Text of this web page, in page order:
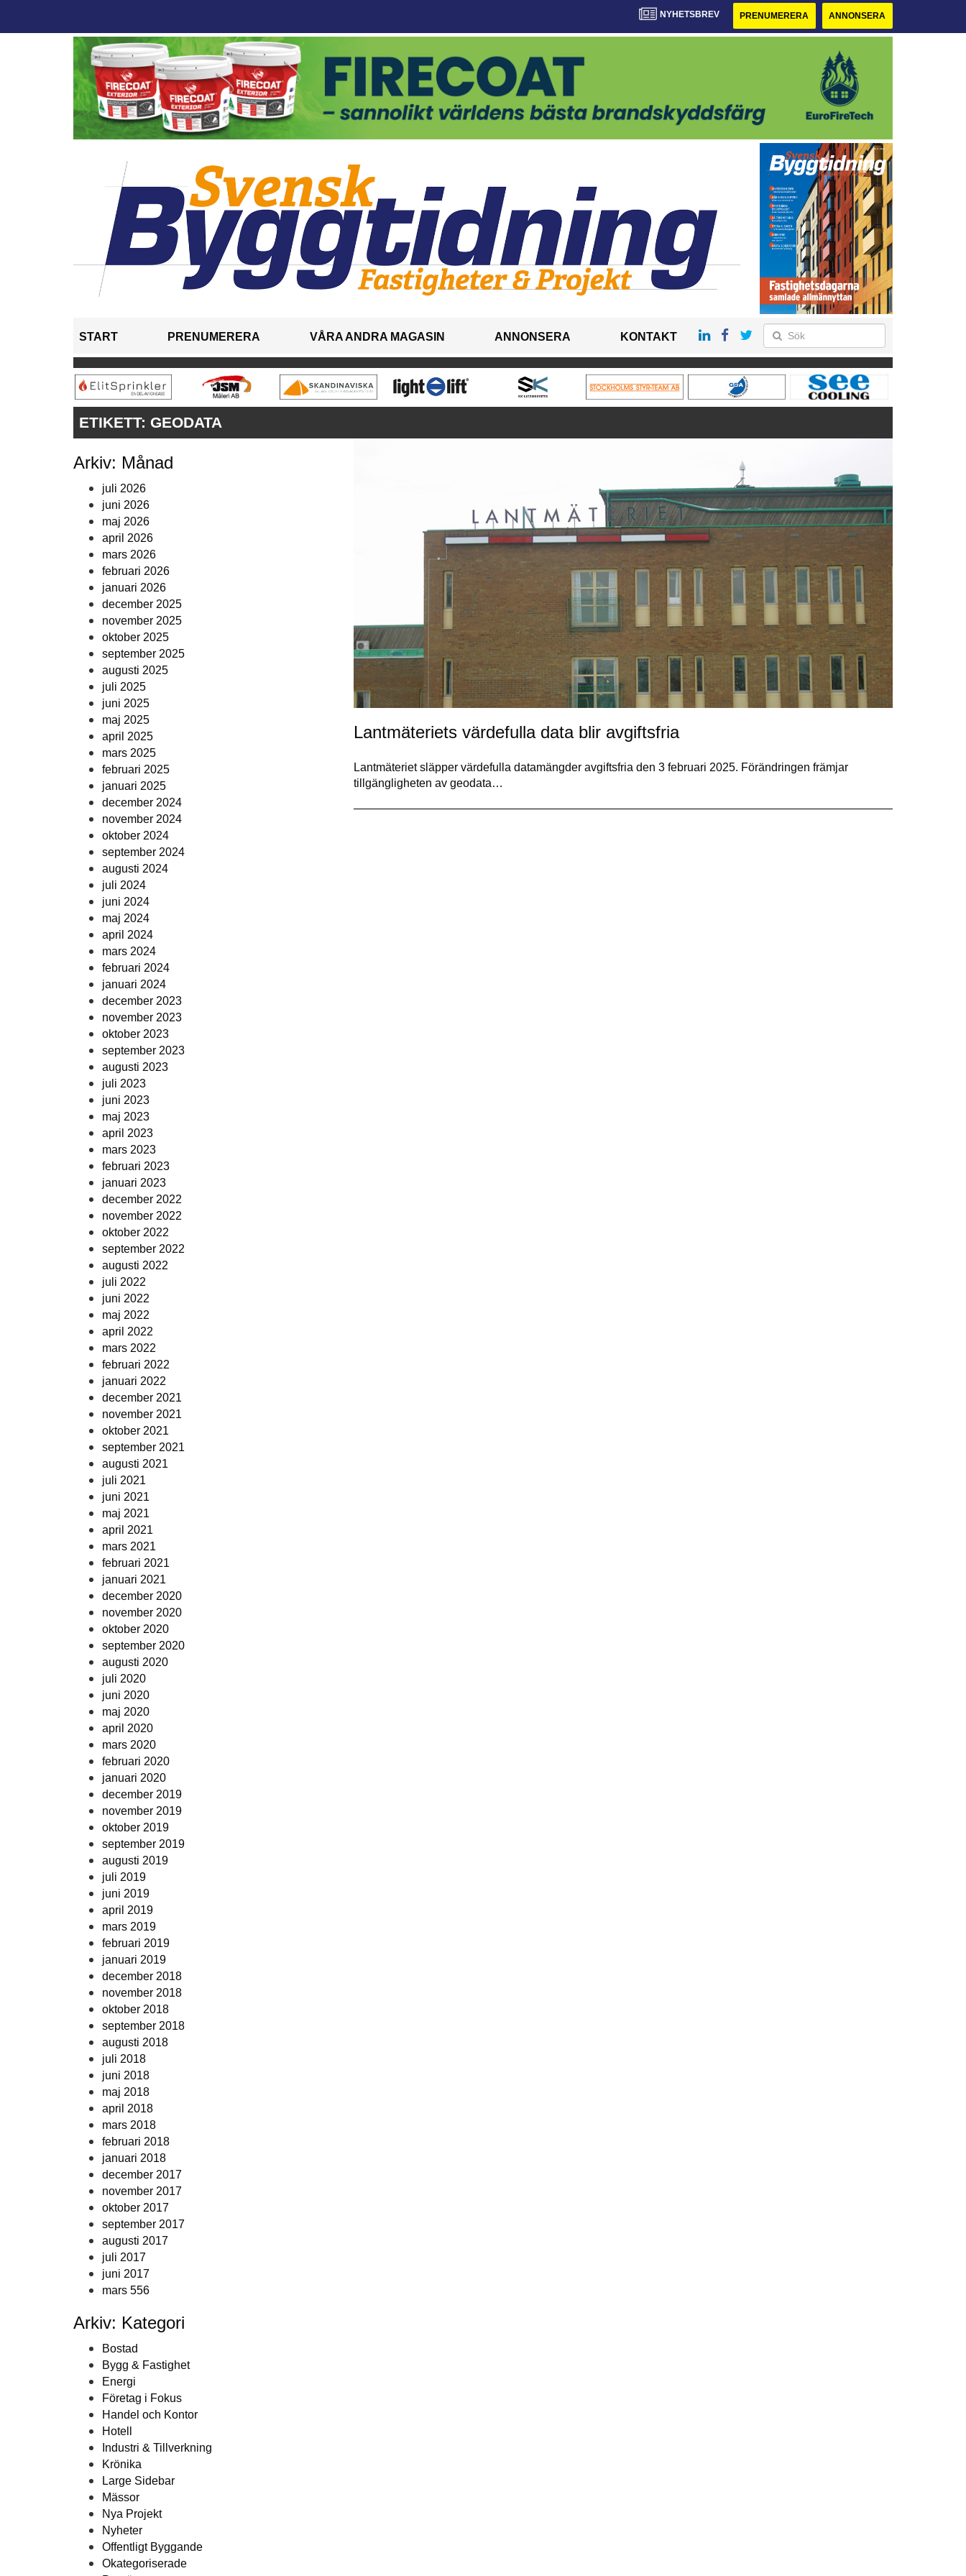
NYHETSBREV PRENUMERERA ANNONSERA
START PRENUMERERA VÅRA ANDRA MAGASIN ANNONSERA KONTAKT
ETIKETT: GEODATA
Arkiv: Månad
juli 2026
juni 2026
maj 2026
april 2026
mars 2026
februari 2026
januari 2026
december 2025
november 2025
oktober 2025
september 2025
augusti 2025
juli 2025
juni 2025
maj 2025
april 2025
mars 2025
februari 2025
januari 2025
december 2024
november 2024
oktober 2024
september 2024
augusti 2024
juli 2024
juni 2024
maj 2024
april 2024
mars 2024
februari 2024
januari 2024
december 2023
november 2023
oktober 2023
september 2023
augusti 2023
juli 2023
juni 2023
maj 2023
april 2023
mars 2023
februari 2023
januari 2023
december 2022
november 2022
oktober 2022
september 2022
augusti 2022
juli 2022
juni 2022
maj 2022
april 2022
mars 2022
februari 2022
januari 2022
december 2021
november 2021
oktober 2021
september 2021
augusti 2021
juli 2021
juni 2021
maj 2021
april 2021
mars 2021
februari 2021
januari 2021
december 2020
november 2020
oktober 2020
september 2020
augusti 2020
juli 2020
juni 2020
maj 2020
april 2020
mars 2020
februari 2020
januari 2020
december 2019
november 2019
oktober 2019
september 2019
augusti 2019
juli 2019
juni 2019
april 2019
mars 2019
februari 2019
januari 2019
december 2018
november 2018
oktober 2018
september 2018
augusti 2018
juli 2018
juni 2018
maj 2018
april 2018
mars 2018
februari 2018
januari 2018
december 2017
november 2017
oktober 2017
september 2017
augusti 2017
juli 2017
juni 2017
mars 556
Arkiv: Kategori
Bostad
Bygg & Fastighet
Energi
Företag i Fokus
Handel och Kontor
Hotell
Industri & Tillverkning
Krönika
Large Sidebar
Mässor
Nya Projekt
Nyheter
Offentligt Byggande
Okategoriserade
Lantmäteriets värdefulla data blir avgiftsfria
Lantmäteriet släpper värdefulla datamängder avgiftsfria den 3 februari 2025. Förändringen främjar
tillgängligheten av geodata…